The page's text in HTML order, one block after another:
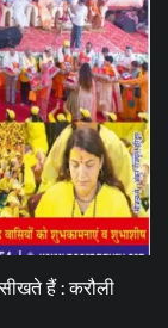
हैं : करौली